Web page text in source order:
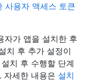
사용자 액세스 토큰
자가 앱을 설치한 후
치 후 추가 설정이
치 후 수행할 단계
자세한 내용은 설치